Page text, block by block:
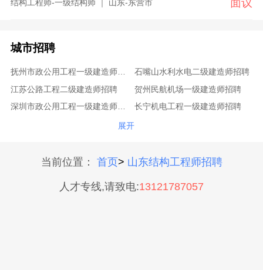
结构工程师-一级结构师 ｜ 山东-东营市
城市招聘
抚州市政公用工程一级建造师招聘
石嘴山水利水电二级建造师招聘
江苏公路工程二级建造师招聘
贺州民航机场一级建造师招聘
深圳市政公用工程一级建造师招聘
长宁机电工程一级建造师招聘
门头沟民航机场一级建造师招聘
滨州建筑工程一级建造师招聘
哈密公路工程二级建造师招聘
唐山通信与广电一级建造师招聘
南昌公路工程二级建造师招聘
展开
当前位置： 首页> 山东结构工程师招聘
人才专线,请致电:13121787057